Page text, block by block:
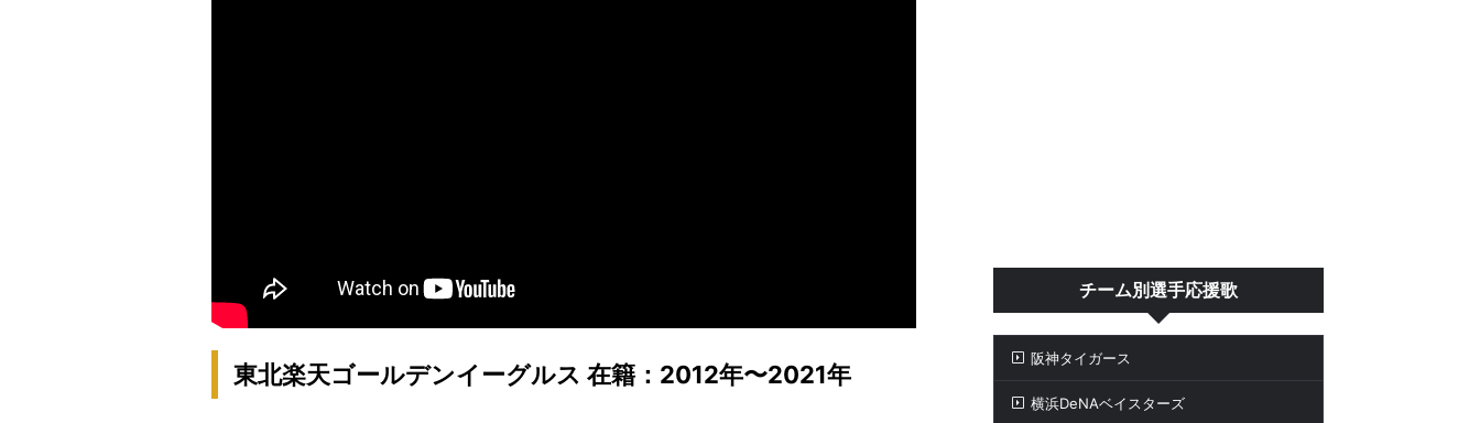
東北楽天ゴールデンイーグルス 在籍：2012年〜2021年
チーム別選手応援歌
阪神タイガース
横浜DeNAベイスターズ